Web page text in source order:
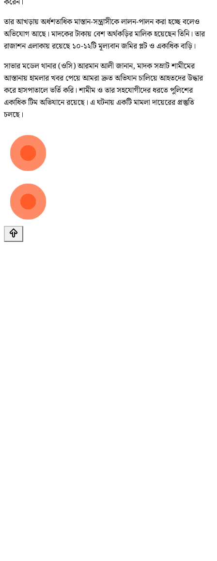
তার আখড়ায় অর্ধশতাধিক মাস্তান-সন্ত্রাসীকে লালন-পালন করা হচ্ছে বলেও
অভিযোগ আছে। মাদকের টাকায় বেশ অর্থকড়ির মালিক হয়েছেন তিনি। তার
রাজাশন এলাকায় রয়েছে ১০-১২টি মূল্যবান জমির প্লট ও একাধিক বাড়ি।
সাভার মডেল থানার (ওসি) আরমান আলী জানান, মাদক সম্রাট শামীমের
আস্তানায় হামলার খবর পেয়ে আমরা দ্রুত অভিযান চালিয়ে আহতদের উদ্ধার
করে হাসপাতালে ভর্তি করি। শামীম ও তার সহযোগীদের ধরতে পুলিশের
একাধিক টিম অভিযানে রয়েছে। এ ঘটনায় একটি মামলা দায়েরের প্রস্তুতি
চলছে।